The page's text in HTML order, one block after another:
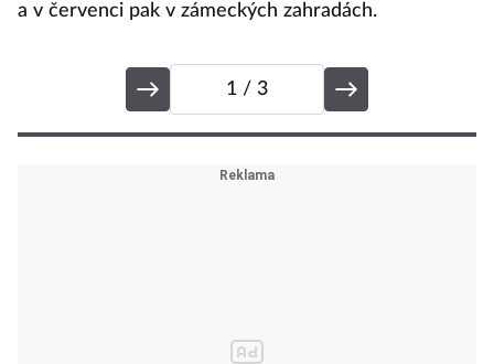
a v červenci pak v zámeckých zahradách.
1 / 3